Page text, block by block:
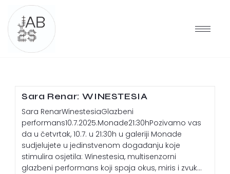
Sara Renar: WINESTESIA
Sara RenarWinestesiaGlazbeni
performans10.7.2025.Monade21:30hPozivamo vas
da u četvrtak, 10.7. u 21:30h u galeriji Monade
sudjelujete u jedinstvenom događanju koje
stimulira osjetila: Winestesia, multisenzorni
glazbeni performans koji spaja okus, miris i zvuk…